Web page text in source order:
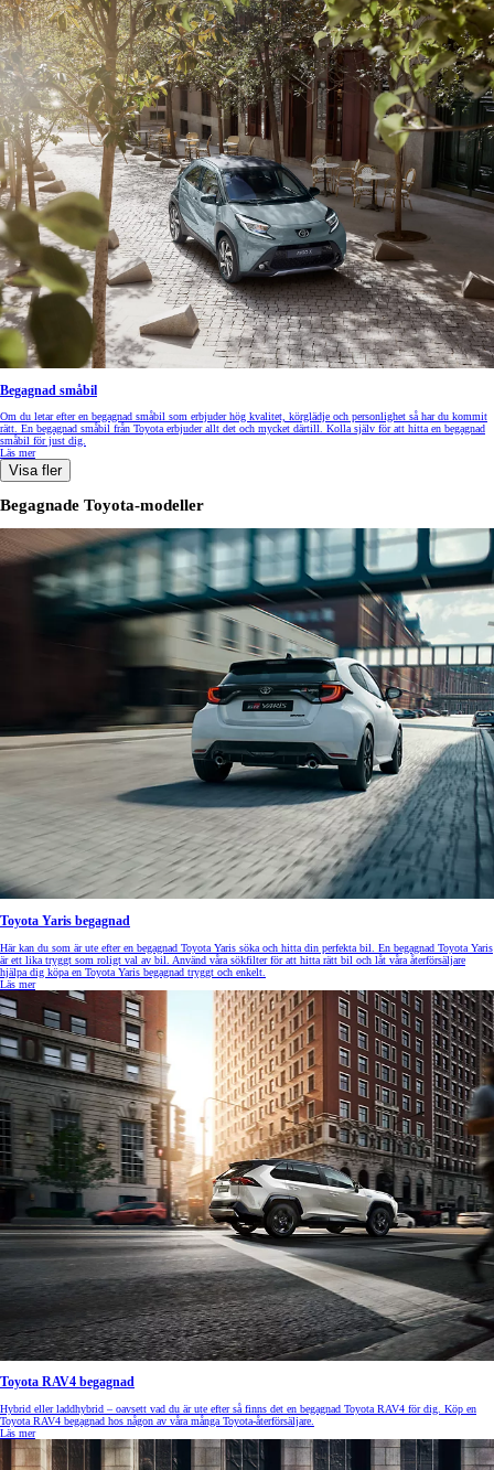
Begagnad småbil
Om du letar efter en begagnad småbil som erbjuder hög kvalitet, körglädje och personlighet så har du kommit
rätt. En begagnad småbil från Toyota erbjuder allt det och mycket därtill. Kolla själv för att hitta en begagnad
småbil för just dig.
Läs mer
Visa fler
Begagnade Toyota-modeller
Toyota Yaris begagnad
Här kan du som är ute efter en begagnad Toyota Yaris söka och hitta din perfekta bil. En begagnad Toyota Yaris
är ett lika tryggt som roligt val av bil. Använd våra sökfilter för att hitta rätt bil och låt våra återförsäljare
hjälpa dig köpa en Toyota Yaris begagnad tryggt och enkelt.
Läs mer
Toyota RAV4 begagnad
Hybrid eller laddhybrid – oavsett vad du är ute efter så finns det en begagnad Toyota RAV4 för dig. Köp en
Toyota RAV4 begagnad hos någon av våra många Toyota-återförsäljare.
Läs mer